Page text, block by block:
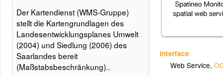
Interface
Web Service,
Der Kartendienst (WMS-Gruppe)
stellt die Kartengrundlagen des
Landesentwicklungsplanes Umwelt
(2004) und Siedlung (2006) des
Saarlandes bereit
(Maßstabsbeschränkung)..